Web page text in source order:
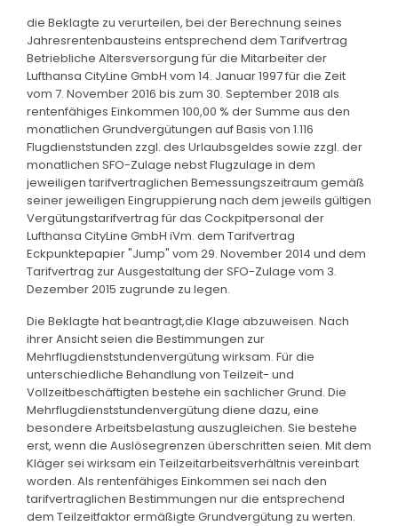
die Beklagte zu verurteilen, bei der Berechnung seines
Jahresrentenbausteins entsprechend dem Tarifvertrag
Betriebliche Altersversorgung für die Mitarbeiter der
Lufthansa CityLine GmbH vom 14. Januar 1997 für die Zeit
vom 7. November 2016 bis zum 30. September 2018 als
rentenfähiges Einkommen 100,00 % der Summe aus den
monatlichen Grundvergütungen auf Basis von 1.116
Flugdienststunden zzgl. des Urlaubsgeldes sowie zzgl. der
monatlichen SFO-Zulage nebst Flugzulage in dem
jeweiligen tarifvertraglichen Bemessungszeitraum gemäß
seiner jeweiligen Eingruppierung nach dem jeweils gültigen
Vergütungstarifvertrag für das Cockpitpersonal der
Lufthansa CityLine GmbH iVm. dem Tarifvertrag
Eckpunktepapier "Jump" vom 29. November 2014 und dem
Tarifvertrag zur Ausgestaltung der SFO-Zulage vom 3.
Dezember 2015 zugrunde zu legen.
Die Beklagte hat beantragt,die Klage abzuweisen. Nach
ihrer Ansicht seien die Bestimmungen zur
Mehrflugdienststundenvergütung wirksam. Für die
unterschiedliche Behandlung von Teilzeit- und
Vollzeitbeschäftigten bestehe ein sachlicher Grund. Die
Mehrflugdienststundenvergütung diene dazu, eine
besondere Arbeitsbelastung auszugleichen. Sie bestehe
erst, wenn die Auslösegrenzen überschritten seien. Mit dem
Kläger sei wirksam ein Teilzeitarbeitsverhältnis vereinbart
worden. Als rentenfähiges Einkommen sei nach den
tarifvertraglichen Bestimmungen nur die entsprechend
dem Teilzeitfaktor ermäßigte Grundvergütung zu werten.